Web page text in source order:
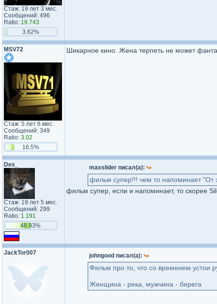
Стаж: 19 лет 3 мес.
Сообщений: 496
Ratio: 19.743
3.62%
MSV72
Стаж: 5 лет 6 мес.
Сообщений: 349
Ratio: 3.02
16.5%
Шикарное кино. Жена терпеть не может
Des_
Стаж: 19 лет 5 мес.
Сообщений: 299
Ratio: 1.191
48.93%
maxslider писал(а):
фильм супер!!! чем то напоминает "От
фильм супер, если и напоминает, то скорее
JackTor007 johngood писал(а):
Фильм про то, что со временем устои
Женщина - река, мужчина - берега